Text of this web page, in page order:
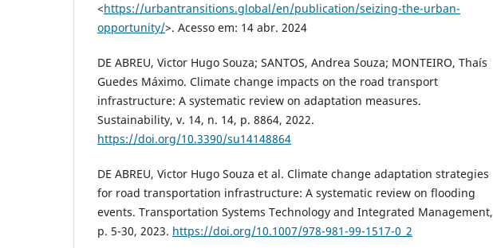
<https://urbantransitions.global/en/publication/seizing-the-urban-
opportunity/>. Acesso em: 14 abr. 2024
DE ABREU, Victor Hugo Souza; SANTOS, Andrea Souza; MONTEIRO, Thaís
Guedes Máximo. Climate change impacts on the road transport
infrastructure: A systematic review on adaptation measures.
Sustainability, v. 14, n. 14, p. 8864, 2022.
https://doi.org/10.3390/su14148864
DE ABREU, Victor Hugo Souza et al. Climate change adaptation strategies
for road transportation infrastructure: A systematic review on flooding
events. Transportation Systems Technology and Integrated Management,
p. 5-30, 2023. https://doi.org/10.1007/978-981-99-1517-0_2